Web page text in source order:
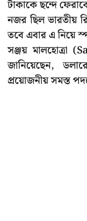
টাকাকে ছন্দে
নজর ছিল ভারতীয়
তবে এবার এ নিয়ে
সঞ্জয় মালহোত্রা
জানিয়েছেন,
প্রয়োজনীয় সমস্ত